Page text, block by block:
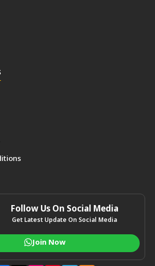
Follow Us On Social Media
Get Latest Update On Social Media
Join Now